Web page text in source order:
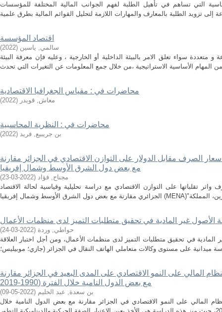
التي تساهم في تأهيل الطلبة لفهم الجوانب المالية المختلفة للمؤسسات
اقتصاد المؤسسة
سالمي, ياسين (
2022
)
متعددة سواء تعلق الامر بالبيئة الداخلية أو الخارجية ، وعليه فإن معرفة البيئة
محاضرات في : مقياس الجغرافيا الاقتصادية
معاش, قويدر (
2022
)
محاضرات في : النظرية المحاسبية
بن جريبيع, فريد (
2022
)
الصرف مقابل الدولار على التوازن الاقتصادي في الجزائر مقارنة
مع بعض دول الشرق الأوسط وشمال إفريقيا
مجناح, فؤاد (
2022-03-23
)
تقلباتها على التوازن الاقتصادي مع دراسة تحليلية وقياسية لحالة الاقتصاد
الأصول غير المادية في تحقيق متطلبات التميز لدى منظمات الأعمال
حواطي, وردة (
2022-03-24
)
في تحقيق متطلبات التميز لدى منظمات الأعمال، ومن أجل اختبار العلاقة
المالي على النمو الاقتصادي على المدى البعيد في الجزائر مقارنة
مع بعض الدول النامية خلال الفترة (1990-2019
بن سعدة, عبد الحليم (
2022-05-09
)
المالي على النمو الاقتصادي في الجزائر مقارنة مع بعض الدول النامية خلال